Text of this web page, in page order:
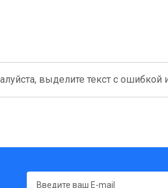
выделите текст с ошибкой